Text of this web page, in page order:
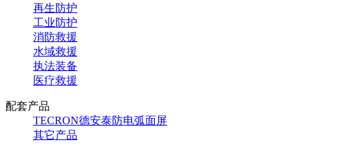
再生防护
工业防护
消防救援
水域救援
执法装备
医疗救援
配套产品
TECRON德安泰防电弧面屏
其它产品